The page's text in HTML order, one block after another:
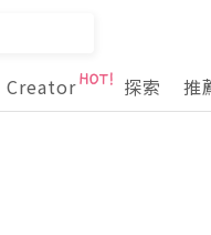
Creator 探索 推